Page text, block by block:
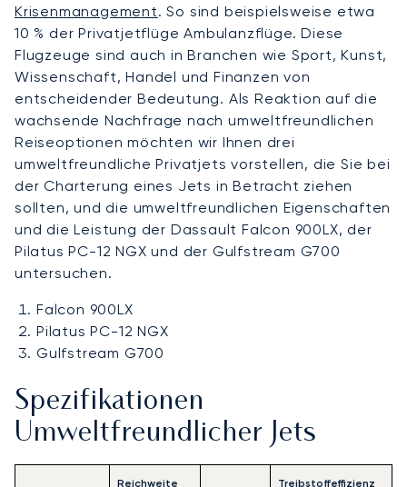
Krisenmanagement. So sind beispielsweise etwa
10 % der Privatjetflüge Ambulanzflüge. Diese
Flugzeuge sind auch in Branchen wie Sport, Kunst,
Wissenschaft, Handel und Finanzen von
entscheidender Bedeutung. Als Reaktion auf die
wachsende Nachfrage nach umweltfreundlichen
Reiseoptionen möchten wir Ihnen drei
umweltfreundliche Privatjets vorstellen, die Sie bei
der Charterung eines Jets in Betracht ziehen
sollten, und die umweltfreundlichen Eigenschaften
und die Leistung der Dassault Falcon 900LX, der
Pilatus PC-12 NGX und der Gulfstream G700
untersuchen.
Falcon 900LX
Pilatus PC-12 NGX
Gulfstream G700
Spezifikationen
Umweltfreundlicher Jets
Reichweite
Treibstoffeffizienz